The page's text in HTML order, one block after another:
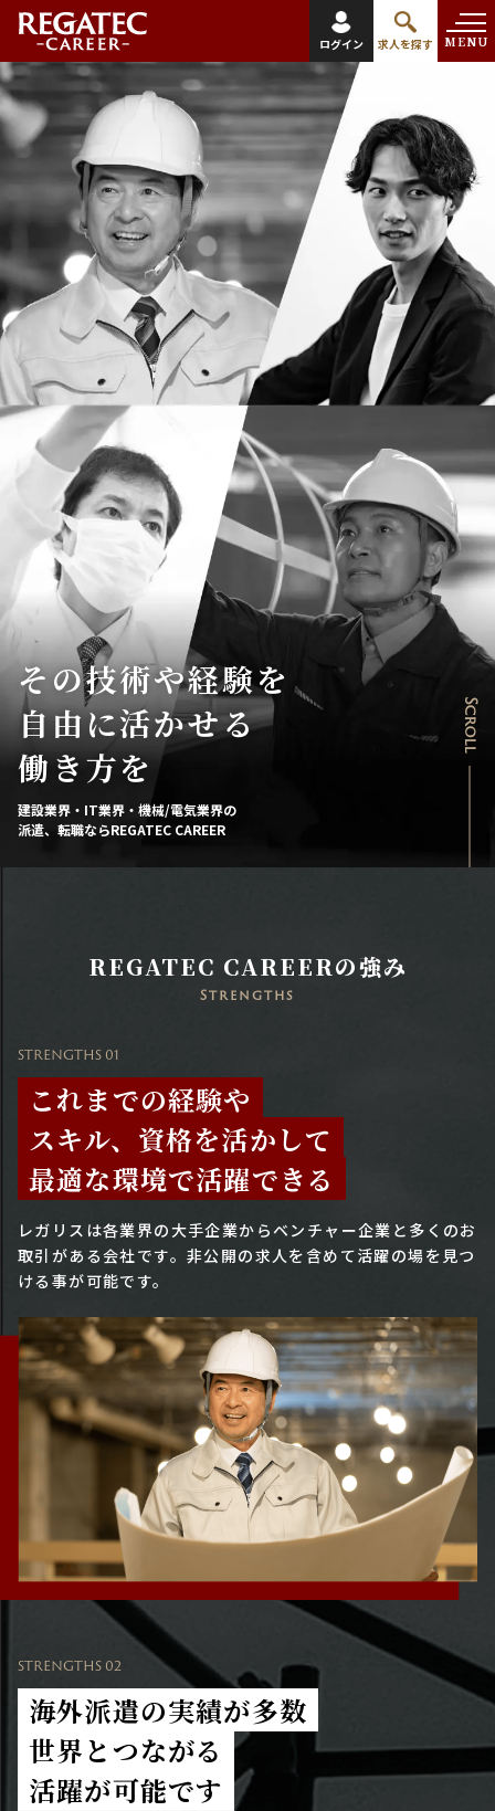
ログイン 求人を探す MENU
Scroll
その技術や経験を
自由に活かせる
働き方を
建設業界・IT業界・機械/電気業界の
派遣、転職ならREGATEC CAREER
REGATEC CAREERの強み
Strengths
STRENGTHS 01
これまでの経験や
スキル、資格を活かして
最適な環境で活躍できる
レガリスは各業界の大手企業からベンチャー企業と多くのお
取引がある会社です。 非公開の求人を含めて活躍の場を見つ
ける事が可能です。
STRENGTHS 02
海外派遣の実績が多数
世界とつながる
活躍が可能です